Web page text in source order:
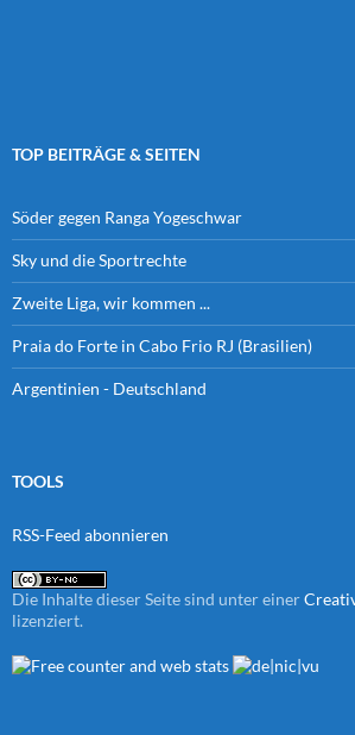
TOP BEITRÄGE & SEITEN
Söder gegen Ranga Yogeschwar
Sky und die Sportrechte
Zweite Liga, wir kommen ...
Praia do Forte in Cabo Frio RJ (Brasilien)
Argentinien - Deutschland
TOOLS
RSS-Feed abonnieren
Die Inhalte dieser Seite sind unter einer
lizenziert.